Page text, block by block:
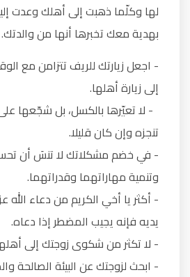
لها وكلّما ذهبت إلى أهلك وعدت
بهدية معك تخبرها أنها من والدتك.
- اجعل زيارتك للريف تتزامن مع
إلى زيارة أهلها.
- لا تعيّرها بالكسل، بل شجّعها
تنجزه وإن كان قليلا.
- في خضم مشكلاتك لا تنسَ أن تحسن
وتنمية مهاراتهما وقدراتهما.
- أكثر يا أخي الكريم من دعاء الله
يديه فإنه يجيب المضطر إذا دعاه.
- لا تكثر من شكوى زوجتك إلى
- ابحث لزوجتك عن البيئة الصالحة